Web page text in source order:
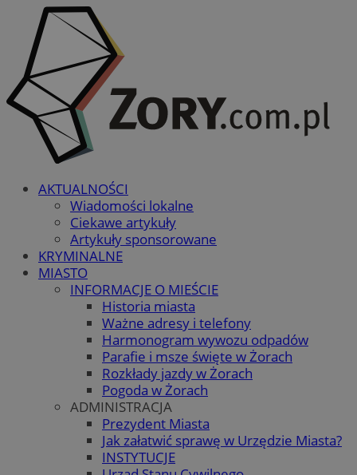
AKTUALNOŚCI
Wiadomości lokalne
Ciekawe artykuły
Artykuły sponsorowane
KRYMINALNE
MIASTO
INFORMACJE O MIEŚCIE
Historia miasta
Ważne adresy i telefony
Harmonogram wywozu odpadów
Parafie i msze święte w Żorach
Rozkłady jazdy w Żorach
Pogoda w Żorach
ADMINISTRACJA
Prezydent Miasta
Jak załatwić sprawę w Urzędzie Miasta?
INSTYTUCJE